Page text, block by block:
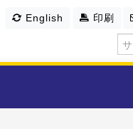
English 印刷